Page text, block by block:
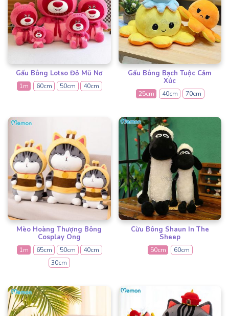
Gấu Bông Lotso Đỏ Mũ Nơ
1m 60cm 50cm 40cm
Gấu Bông Bạch Tuộc Cảm
Xúc
25cm 40cm 70cm
Mèo Hoàng Thượng Bông
Cosplay Ong
1m 65cm 50cm
40cm
30cm
Cừu Bông Shaun In The
Sheep
50cm 60cm